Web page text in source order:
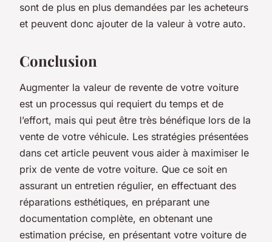
sont de plus en plus demandées par les acheteurs
et peuvent donc ajouter de la valeur à votre auto.
Conclusion
Augmenter la valeur de revente de votre voiture
est un processus qui requiert du temps et de
l’effort, mais qui peut être très bénéfique lors de la
vente de votre véhicule. Les stratégies présentées
dans cet article peuvent vous aider à maximiser le
prix de vente de votre voiture. Que ce soit en
assurant un entretien régulier, en effectuant des
réparations esthétiques, en préparant une
documentation complète, en obtenant une
estimation précise, en présentant votre voiture de